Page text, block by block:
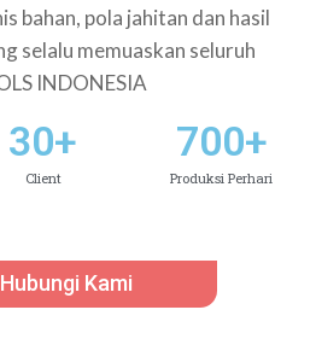
bahan, pola jahitan dan hasil
selalu memuaskan seluruh
INDONESIA
Hubungi Kami
30+
Client
700+
Produksi Perhari